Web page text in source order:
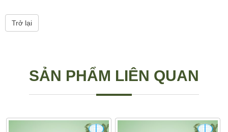
Trở lại
SẢN PHẨM LIÊN QUAN